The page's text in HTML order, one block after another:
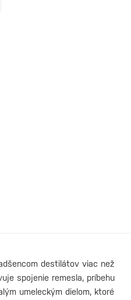
destilátov viac než
spojenie remesla, príbehu
umeleckým dielom, ktoré